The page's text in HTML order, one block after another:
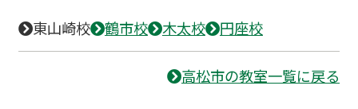
東山崎校 鶴市校 木太校 円座校
高松市の教室一覧に戻る